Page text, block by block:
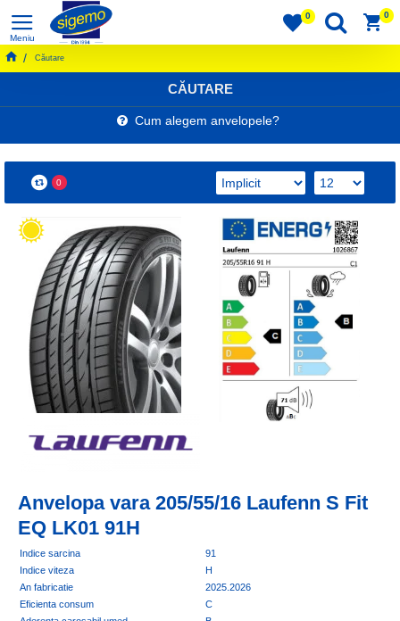
0 0
Căutare
CĂUTARE
Cum alegem anvelopele?
0
Anvelopa vara 205/55/16 Laufenn S Fit
EQ LK01 91H
Indice sarcina
91
Indice viteza
H
An fabricatie
2025.2026
Eficienta consum
C